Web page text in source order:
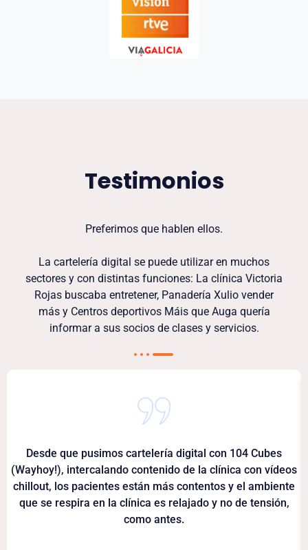
Testimonios
Preferimos que hablen ellos.
La cartelería digital se puede utilizar en muchos
sectores y con distintas funciones: La clínica Victoria
Rojas buscaba entretener, Panadería Xulio vender
más y Centros deportivos Máis que Auga quería
informar a sus socios de clases y servicios.
Desde que pusimos cartelería digital con 104 Cubes
(Wayhoy!), intercalando contenido de la clínica con vídeos
chillout, los pacientes están más contentos y el ambiente
que se respira en la clínica es relajado y no de tensión,
como antes.